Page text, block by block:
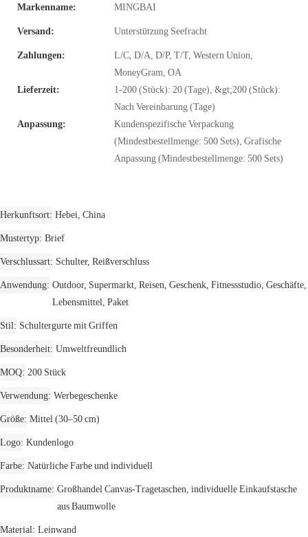
Markenname: MINGBAI
Versand: Unterstützung Seefracht
Zahlungen:
L/C, D/A, D/P, T/T, Western Union,
MoneyGram, OA
Lieferzeit:
1-200 (Stück): 20 (Tage), &gt;200 (Stück):
Nach Vereinbarung (Tage)
Anpassung:
Kundenspezifische Verpackung
(Mindestbestellmenge: 500 Sets), Grafische
Anpassung (Mindestbestellmenge: 500 Sets)
Herkunftsort Hebei, China
Mustertyp Brief
Verschlussart Schulter, Reißverschluss
Anwendung Outdoor, Supermarkt, Reisen, Geschenk, Fitnessstudio, Geschäfte,
Lebensmittel, Paket
Stil Schultergurte mit Griffen
Besonderheit Umweltfreundlich
MOQ 200 Stück
Verwendung Werbegeschenke
Größe Mittel (30–50 cm)
Logo Kundenlogo
Farbe Natürliche Farbe und individuell
Produktname Großhandel Canvas-Tragetaschen, individuelle Einkaufstasche
aus Baumwolle
Material Leinwand